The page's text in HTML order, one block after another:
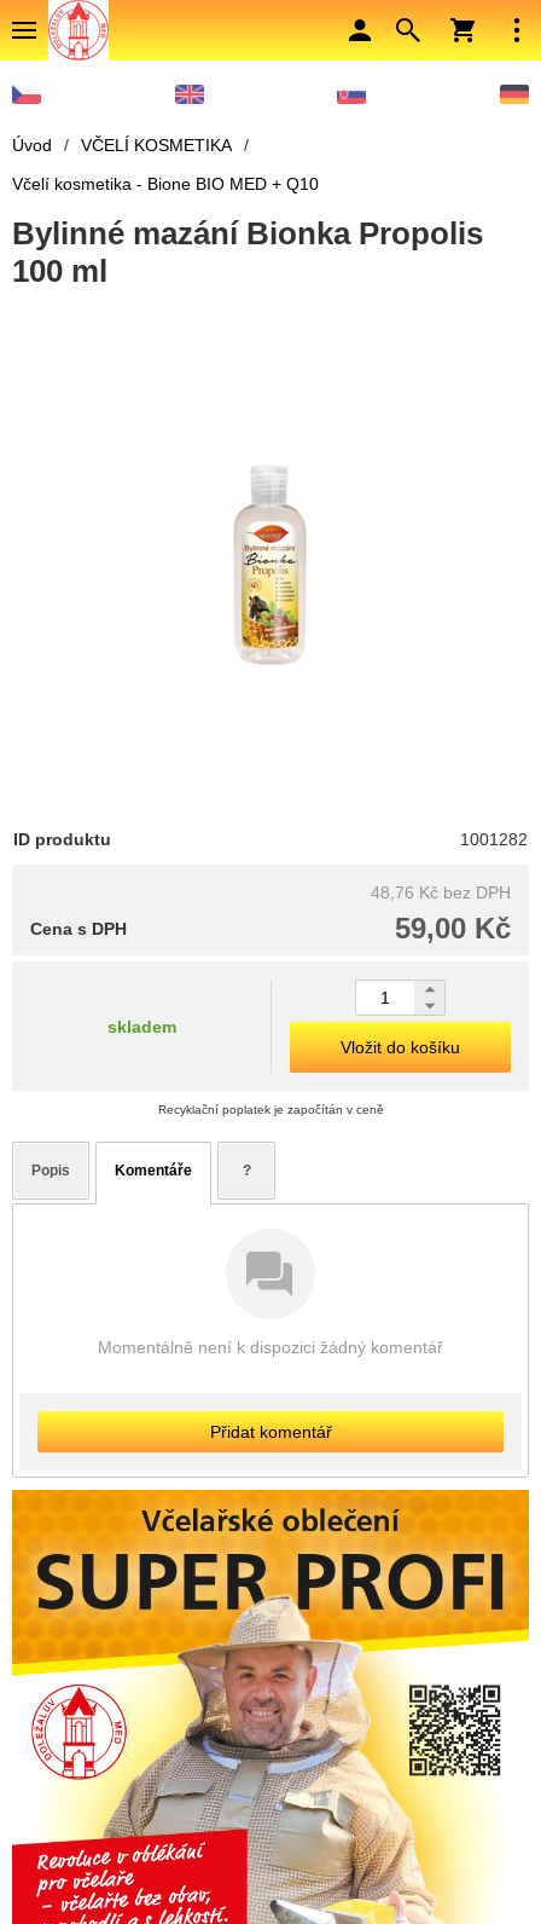
Úvod / VČELÍ KOSMETIKA
/
Včelí kosmetika - Bione BIO MED + Q10
Bylinné mazání Bionka Propolis
100 ml
ID produktu 1001282
48,76 Kč bez DPH
59,00 Kč
Cena s DPH
skladem
Vložit do košíku
Recyklační poplatek je započítán v ceně
Popis Komentáře ?
Momentálně není k dispozici žádný komentář
Přidat komentář